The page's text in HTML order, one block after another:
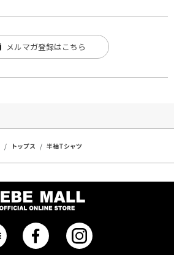
メルマガ登録はこちら
トップス 半袖Tシャツ